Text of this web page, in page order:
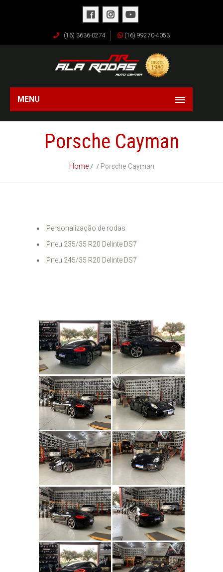
(16) 3636-0274 (16) 99270-4053
MENU
Porsche Cayman
Home Porsche Cayman
Personalização de rodas
Pneu 235/35 R20 Delinte DS7
Pneu 245/35 R20 Delinte DS7